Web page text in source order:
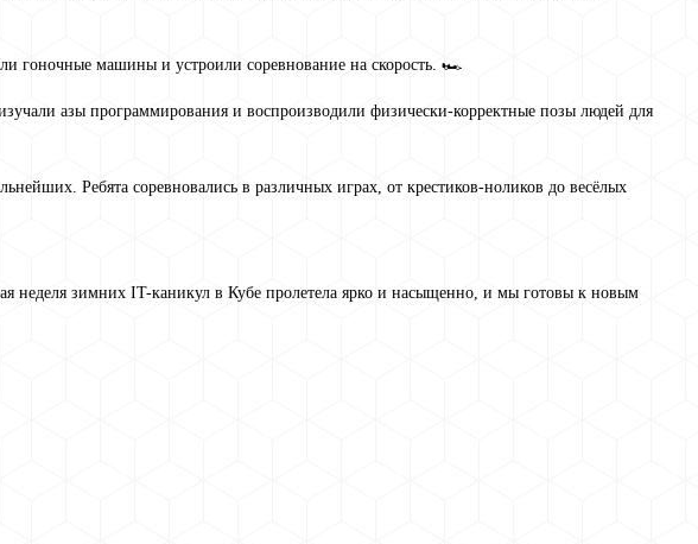
гоночные машины и устроили соревнование на скорость. 🏎
азы программирования и воспроизводили физически-корректные позы людей для
Ребята соревновались в различных играх, от крестиков-ноликов до весёлых
зимних IT-каникул в Кубе пролетела ярко и насыщенно, и мы готовы к новым